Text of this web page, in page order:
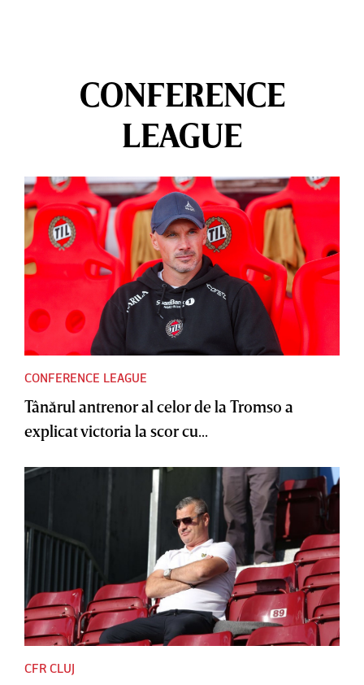
CONFERENCE
LEAGUE
CONFERENCE LEAGUE
Tânărul antrenor al celor de la Tromso a
explicat victoria la scor cu...
CFR CLUJ